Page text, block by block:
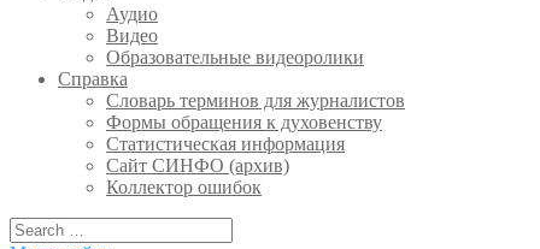
Аудио
Видео
Образовательные видеоролики
Справка
Словарь терминов для журналистов
Формы обращения к духовенству
Статистическая информация
Сайт СИНФО (архив)
Коллектор ошибок